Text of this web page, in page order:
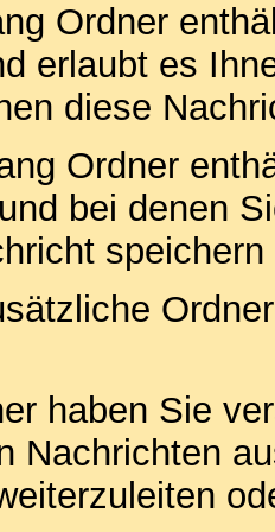
Ordner
erlaubt es
diese
Ordner
bei denen
haben Sie
Nachrichten